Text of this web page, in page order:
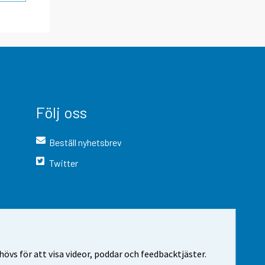
för att visa videor, poddar och feedbacktjäster.
Följ oss
Beställ nyhetsbrev
Twitter